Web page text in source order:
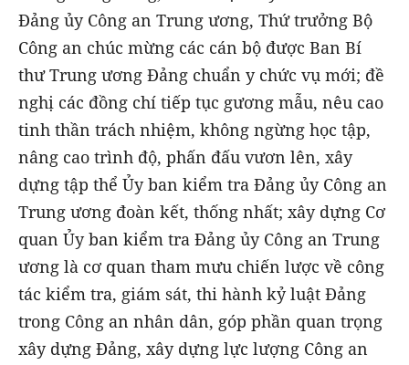
Đảng ủy Công an Trung ương, Thứ trưởng Bộ
Công an chúc mừng các cán bộ được Ban Bí
thư Trung ương Đảng chuẩn y chức vụ mới; đề
nghị các đồng chí tiếp tục gương mẫu, nêu cao
tinh thần trách nhiệm, không ngừng học tập,
nâng cao trình độ, phấn đấu vươn lên, xây
dựng tập thể Ủy ban kiểm tra Đảng ủy Công an
Trung ương đoàn kết, thống nhất; xây dựng Cơ
quan Ủy ban kiểm tra Đảng ủy Công an Trung
ương là cơ quan tham mưu chiến lược về công
tác kiểm tra, giám sát, thi hành kỷ luật Đảng
trong Công an nhân dân, góp phần quan trọng
xây dựng Đảng, xây dựng lực lượng Công an